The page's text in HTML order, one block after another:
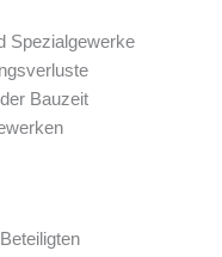
Spezialgewerke
Bauzeit